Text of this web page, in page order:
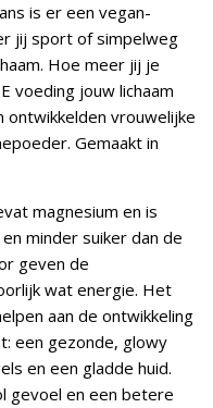
is er een vegan-
jij sport of simpelweg
Hoe meer jij je
voeding jouw lichaam
ontwikkelden vrouwelijke
Gemaakt in
magnesium en is
minder suiker dan de
geven de
wat energie. Het
aan de ontwikkeling
een gezonde, glowy
en een gladde huid.
gevoel en een betere